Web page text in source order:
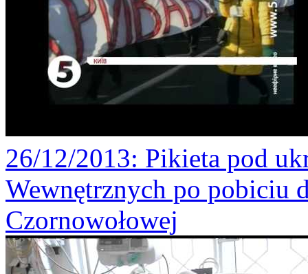
26/12/2013: Pikieta pod
Wewnętrznych po pobiciu
Czornowołowej